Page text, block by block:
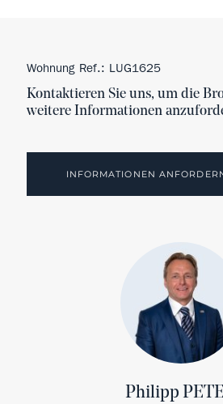
Wohnung Ref.: LUG1625
Kontaktieren Sie uns, um die
weitere Informationen
INFORMATIONEN
Philipp